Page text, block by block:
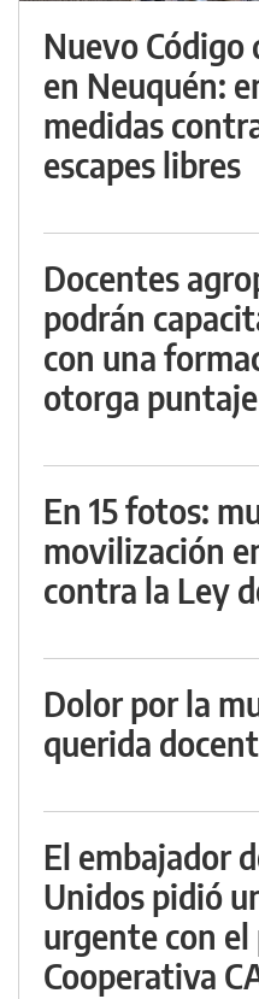
Nuevo Código
en Neuquén:
medidas
escapes libres
Docentes
podrán
con una
otorga puntaje
En 15 fotos:
movilización
contra la Ley
Dolor por la
querida
El embajador
Unidos pidió
urgente con
Cooperativa